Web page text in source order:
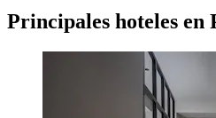
Principales hoteles en